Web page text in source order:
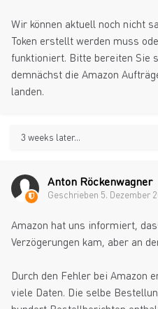
Wir können aktuell noch nicht
Token erstellt werden muss
funktioniert. Bitte bereiten Sie
demnächst die Amazon
landen.
3 weeks later...
Anton Röckenwagner
Geschrieben 5. Dezember
Amazon hat uns informiert,
Verzögerungen kam, aber an
Durch den Fehler bei Amazon
viele Daten. Die selbe